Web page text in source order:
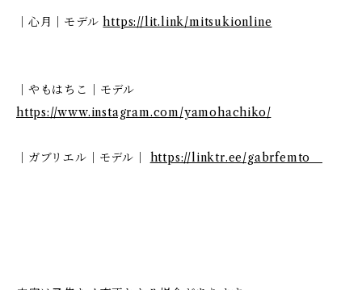
｜心月｜モデルhttps://lit.link/mitsukionline
｜やもはちこ｜モデル
https://www.instagram.com/yamohachiko/
｜ガブリエル｜モデル｜ https://linktr.ee/gabrfemto